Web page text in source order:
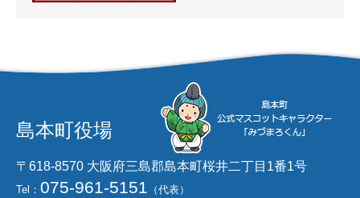
島本町役場
〒618-8570 大阪府三島郡島本町桜井二丁目1番1号
Tel： 075-961-5151 （代表）